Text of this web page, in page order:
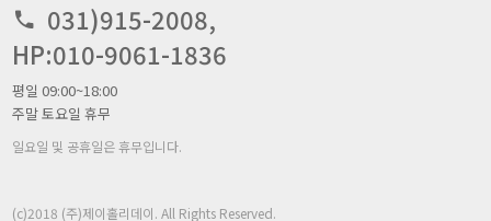
031)915-2008,
HP:010-9061-1836
평일 09:00~18:00
주말 토요일 휴무
일요일 및 공휴일은 휴무입니다.
(c)2018 (주)제이홀리데이. All Rights Reserved.